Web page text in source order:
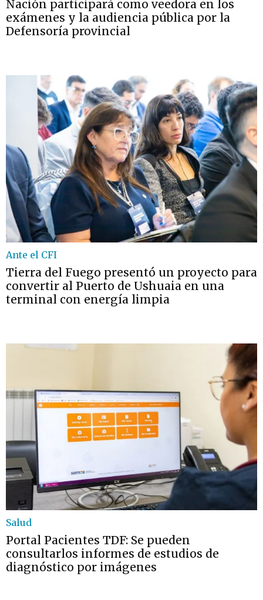
Nación participará como veedora en los
exámenes y la audiencia pública por la
Defensoría provincial
Ante el CFI
Tierra del Fuego presentó un proyecto para
convertir al Puerto de Ushuaia en una
terminal con energía limpia
Salud
Portal Pacientes TDF: Se pueden
consultarlos informes de estudios de
diagnóstico por imágenes